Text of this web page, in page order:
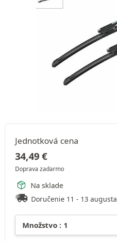
Jednotková cena
34,49€
Doprava zadarmo
Na sklade
Doručenie 11 - 13 augusta